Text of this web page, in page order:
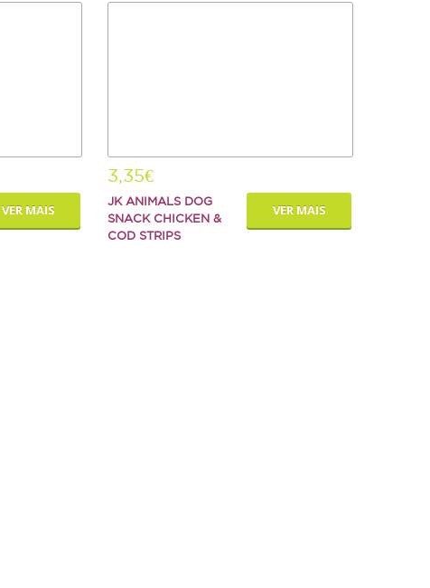
VER MAIS
3,35€
JK ANIMALS DOG
SNACK CHICKEN &
COD STRIPS
VER MAIS